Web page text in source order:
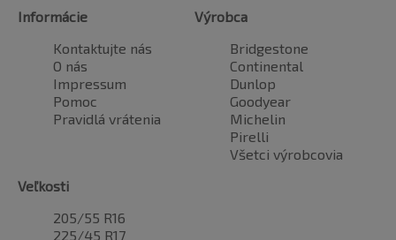
Informácie
Kontaktujte nás
O nás
Impressum
Pomoc
Pravidlá vrátenia
Výrobca
Bridgestone
Continental
Dunlop
Goodyear
Michelin
Pirelli
Všetci výrobcovia
Veľkosti
205/55 R16
225/45 R17